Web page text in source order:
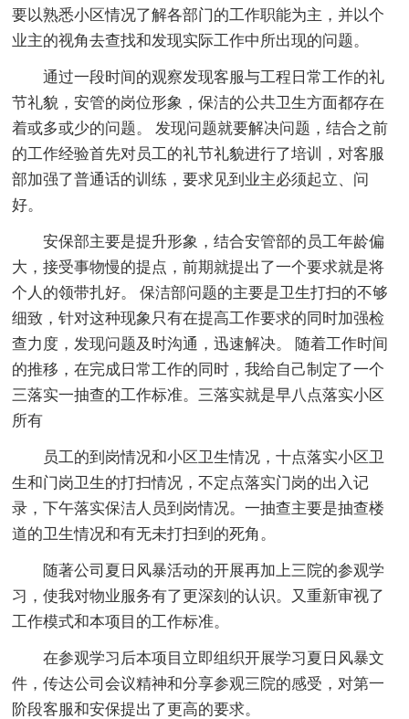
要以熟悉小区情况了解各部门的工作职能为主，并以个
业主的视角去查找和发现实际工作中所出现的问题。
通过一段时间的观察发现客服与工程日常工作的礼
节礼貌，安管的岗位形象，保洁的公共卫生方面都存在
着或多或少的问题。 发现问题就要解决问题，结合之前
的工作经验首先对员工的礼节礼貌进行了培训，对客服
部加强了普通话的训练，要求见到业主必须起立、问
好。
安保部主要是提升形象，结合安管部的员工年龄偏
大，接受事物慢的提点，前期就提出了一个要求就是将
个人的领带扎好。 保洁部问题的主要是卫生打扫的不够
细致，针对这种现象只有在提高工作要求的同时加强检
查力度，发现问题及时沟通，迅速解决。 随着工作时间
的推移，在完成日常工作的同时，我给自己制定了一个
三落实一抽查的工作标准。三落实就是早八点落实小区
所有
员工的到岗情况和小区卫生情况，十点落实小区卫
生和门岗卫生的打扫情况，不定点落实门岗的出入记
录，下午落实保洁人员到岗情况。一抽查主要是抽查楼
道的卫生情况和有无未打扫到的死角。
随著公司夏日风暴活动的开展再加上三院的参观学
习，使我对物业服务有了更深刻的认识。又重新审视了
工作模式和本项目的工作标准。
在参观学习后本项目立即组织开展学习夏日风暴文
件，传达公司会议精神和分享参观三院的感受，对第一
阶段客服和安保提出了更高的要求。